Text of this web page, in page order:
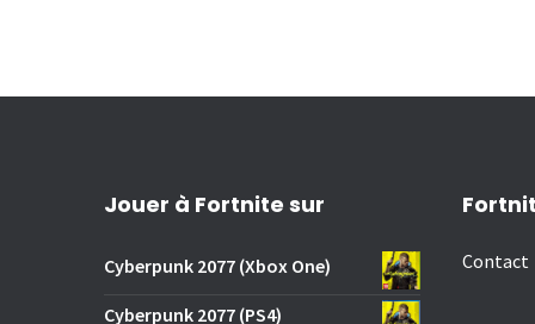
Jouer à Fortnite sur
Cyberpunk 2077 (Xbox One)
Cyberpunk 2077 (PS4)
Contact